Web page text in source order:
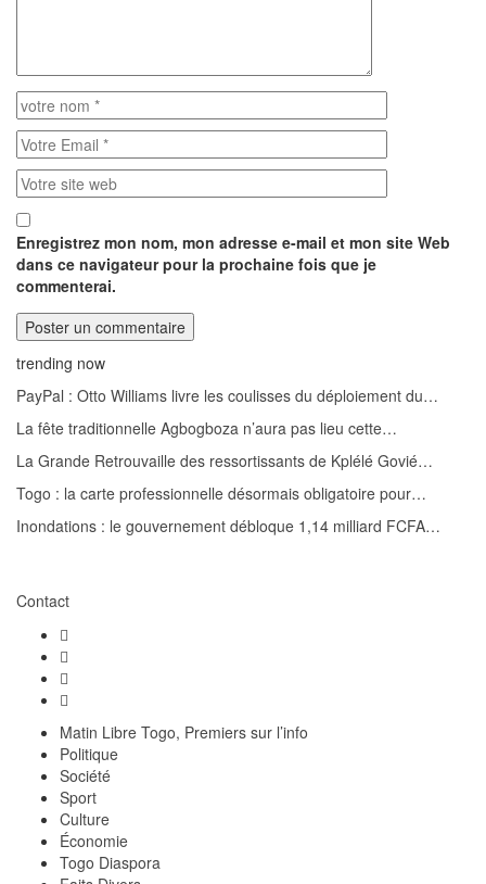
Enregistrez mon nom, mon adresse e-mail et mon site Web
dans ce navigateur pour la prochaine fois que je
commenterai.
trending now
PayPal : Otto Williams livre les coulisses du déploiement du…
La fête traditionnelle Agbogboza n’aura pas lieu cette…
La Grande Retrouvaille des ressortissants de Kplélé Govié…
Togo : la carte professionnelle désormais obligatoire pour…
Inondations : le gouvernement débloque 1,14 milliard FCFA…
Contact
Matin Libre Togo, Premiers sur l’info
Politique
Société
Sport
Culture
Économie
Togo Diaspora